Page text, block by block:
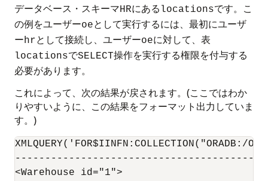
データベース・スキーマHRにある locationsです。こ
の例をユーザーoeとして実行するには、最初にユーザ
ーhrとして接続し、ユーザーoeに対して、表
locationsでSELECT操作を実行する権限を付与する
必要があります。
これによって、次の結果が戻されます。(ここではわか
りやすいように、この結果をフォーマット出力していま
す。)
XMLQUERY('FOR$IINFN:COLLECTION("ORADB:/OE/
<Warehouse id="1">